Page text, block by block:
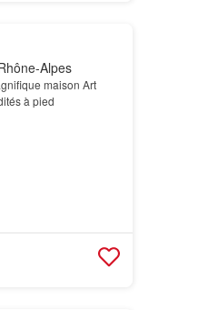
Alpes
maison Art
à pied